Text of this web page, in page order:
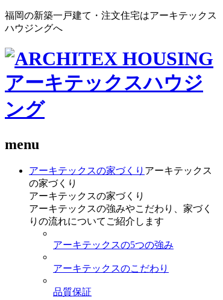
福岡の新築一戸建て・注文住宅はアーキテックス
ハウジングへ
menu
アーキテックスの家づくり アーキテックス
の家づくり
アーキテックスの家づくり
アーキテックスの強みやこだわり、家づく
りの流れについてご紹介します
アーキテックスの5つの強み
アーキテックスのこだわり
品質保証